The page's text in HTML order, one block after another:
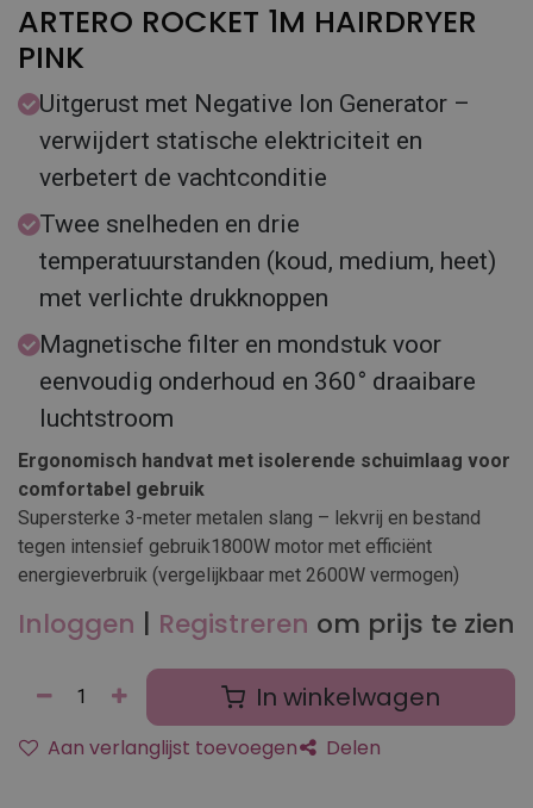
ARTERO ROCKET 1M HAIRDRYER
PINK
Uitgerust met Negative Ion Generator –
verwijdert statische elektriciteit en
verbetert de vachtconditie
Twee snelheden en drie
temperatuurstanden (koud, medium, heet)
met verlichte drukknoppen
Magnetische filter en mondstuk voor
eenvoudig onderhoud en 360° draaibare
luchtstroom
Ergonomisch handvat met isolerende schuimlaag voor
comfortabel gebruik
Supersterke 3-meter metalen slang – lekvrij en bestand
tegen intensief gebruik1800W motor met efficiënt
energieverbruik (vergelijkbaar met 2600W vermogen)
Inloggen | Registreren om prijs te zien
In winkelwagen
Aan verlanglijst toevoegen Delen